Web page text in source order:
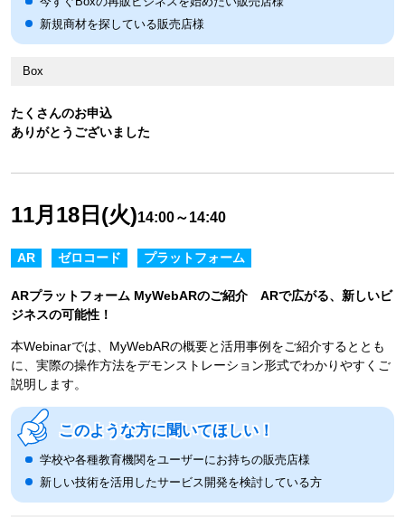
たくさんのお申込
ありがとうございました
新規商材を探している販売店様
Box
11月18日(火)14:00～14:40
AR ゼロコード プラットフォーム
ARプラットフォーム MyWebARのご紹介 ARで広がる、新しいビ
ジネスの可能性！
本Webinarでは、MyWebARの概要と活用事例をご紹介するととも
に、実際の操作方法をデモンストレーション形式でわかりやすくご
説明します。
このような方に聞いてほしい！
学校や各種教育機関をユーザーにお持ちの販売店様
新しい技術を活用したサービス開発を検討している方